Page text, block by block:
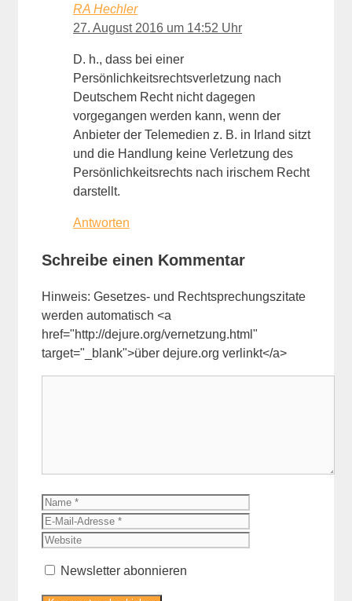
RA Hechler
27. August 2016 um 14:52 Uhr
D. h., dass bei einer
Persönlichkeitsrechtsverletzung nach
Deutschem Recht nicht dagegen
vorgegangen werden kann, wenn der
Anbieter der Telemedien z. B. in Irland sitzt
und die Handlung keine Verletzung des
Persönlichkeitsrechts nach irischem Recht
darstellt.
Antworten
Schreibe einen Kommentar
Hinweis: Gesetzes- und Rechtsprechungszitate
werden automatisch <a
href="http://dejure.org/vernetzung.html"
target="_blank">über dejure.org verlinkt</a>
Name
Newsletter abonnieren